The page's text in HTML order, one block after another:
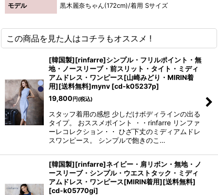
モデル 黒木麗奈ちゃん(172cm)/着用 Sサイズ
この商品を見た人はコチラもオススメ !
[韓国製][rinfarre]シンプル・フリルポイント・無
地・ノースリーブ・前スリット・タイト・ミディ
アムドレス・ワンピース[山崎みどり・MIRIN着
用][送料無料]mynv [cd-k05237p]
19,800 円 (税込)
スタッフ着用の感想 少しだけボディラインの出る
タイプ。 おススメポイント ・・rinfarre リンファ
ーレコレクション・・ ひざ下丈のミディアムドレ
スワンピース。 シンプルで飽きのこ…
[韓国製][rinfarre]ネイビー・肩リボン・無地・ノ
ースリーブ・シンプル・ウエストタック・ミディ
アムドレス・ワンピース[MIRIN着用][送料無料]
[cd-k05770gi]